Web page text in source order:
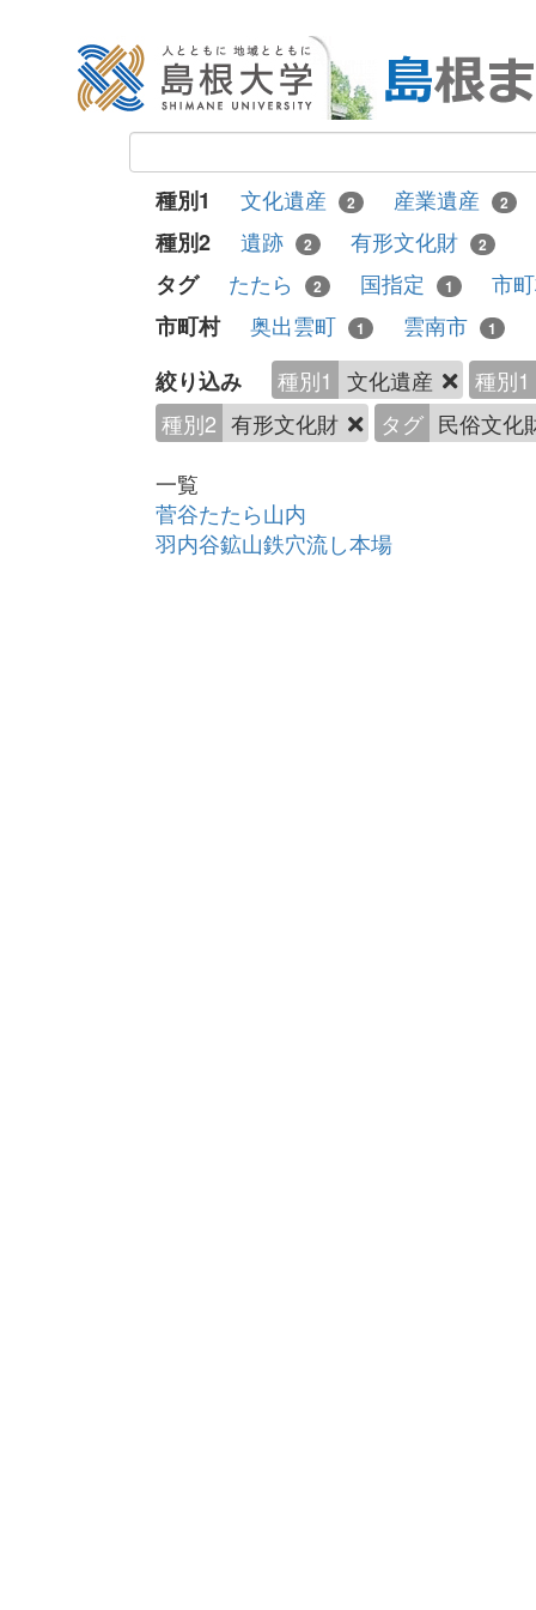
種別1 文化遺産 2 産業遺産 2
種別2 遺跡 2 有形文化財 2
タグ たたら 2 国指定 1
市
市町村
奥出雲町 1 雲南市 1
絞り込み 種別1 文化遺産
種別1
種別2 有形文化財 タグ 民俗文化
一覧
菅谷たたら山内
羽内谷鉱山鉄穴流し本場